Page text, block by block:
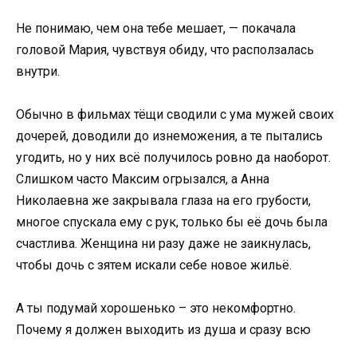
Не понимаю, чем она тебе мешает, — покачала
головой Мария, чувствуя обиду, что расползалась
внутри.
Обычно в фильмах тёщи сводили с ума мужей своих
дочерей, доводили до изнеможения, а те пытались
угодить, но у них всё получилось ровно да наоборот.
Слишком часто Максим огрызался, а Анна
Николаевна же закрывала глаза на его грубости,
многое спускала ему с рук, только бы её дочь была
счастлива. Женщина ни разу даже не заикнулась,
чтобы дочь с зятем искали себе новое жильё.
А ты подумай хорошенько – это некомфортно.
Почему я должен выходить из душа и сразу всю